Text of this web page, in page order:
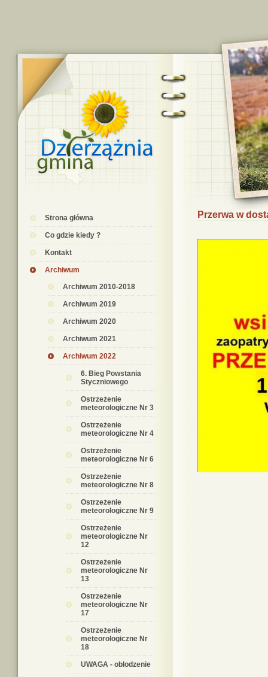
Strona główna
Co gdzie kiedy ?
Kontakt
Archiwum
Archiwum 2010-2018
Archiwum 2019
Archiwum 2020
Archiwum 2021
Archiwum 2022
6. Bieg Powstania
Styczniowego
Ostrzeżenie
meteorologiczne Nr 3
Ostrzeżenie
meteorologiczne Nr 4
Ostrzeżenie
meteorologiczne Nr 6
Ostrzeżenie
meteorologiczne Nr 8
Ostrzeżenie
meteorologiczne Nr 9
Ostrzeżenie
meteorologiczne Nr
12
Ostrzeżenie
meteorologiczne Nr
13
Ostrzeżenie
meteorologiczne Nr
17
Ostrzeżenie
meteorologiczne Nr
18
UWAGA - oblodzenie
Przerwa w